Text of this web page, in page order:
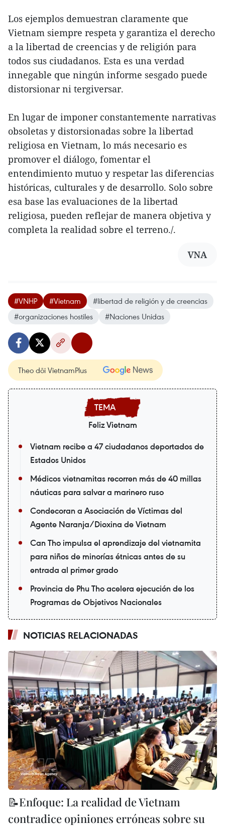
Los ejemplos demuestran claramente que
Vietnam siempre respeta y garantiza el derecho
a la libertad de creencias y de religión para
todos sus ciudadanos. Esta es una verdad
innegable que ningún informe sesgado puede
distorsionar ni tergiversar.
En lugar de imponer constantemente narrativas
obsoletas y distorsionadas sobre la libertad
religiosa en Vietnam, lo más necesario es
promover el diálogo, fomentar el
entendimiento mutuo y respetar las diferencias
históricas, culturales y de desarrollo. Solo sobre
esa base las evaluaciones de la libertad
religiosa, pueden reflejar de manera objetiva y
completa la realidad sobre el terreno./.
VNA
#VNHP #Vietnam
#libertad de religión y de creencias
#organizaciones hostiles
#Naciones Unidas
Theo dõi VietnamPlus
Feliz Vietnam
Vietnam recibe a 47 ciudadanos deportados de
Estados Unidos
Médicos vietnamitas recorren más de 40 millas
náuticas para salvar a marinero ruso
Condecoran a Asociación de Víctimas del
Agente Naranja/Dioxina de Vietnam
Can Tho impulsa el aprendizaje del vietnamita
para niños de minorías étnicas antes de su
entrada al primer grado
Provincia de Phu Tho acelera ejecución de los
Programas de Objetivos Nacionales
NOTICIAS RELACIONADAS
📝Enfoque: La realidad de Vietnam
contradice opiniones erróneas sobre su